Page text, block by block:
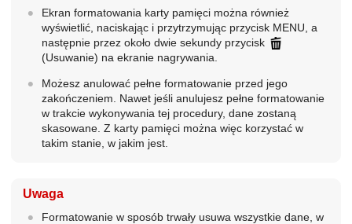
Ekran formatowania karty pamięci można również
wyświetlić, naciskając i przytrzymując przycisk MENU, a
następnie przez około dwie sekundy przycisk
(Usuwanie) na ekranie nagrywania.
Możesz anulować pełne formatowanie przed jego
zakończeniem. Nawet jeśli anulujesz pełne formatowanie
w trakcie wykonywania tej procedury, dane zostaną
skasowane. Z karty pamięci można więc korzystać w
takim stanie, w jakim jest.
Uwaga
Formatowanie w sposób trwały usuwa wszystkie dane, w